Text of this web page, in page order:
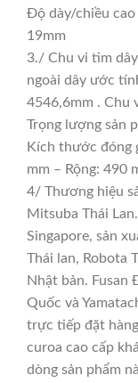
Độ dày/chiều cao
19mm
3./ Chu vi tim
ngoài dây ước
4546,6mm . Chu
Trọng lượng sản
Kích thước đóng
mm – Rộng: 490
4/ Thương hiệu
Mitsuba Thái
Singapore, sản
Thái lan, Robota
Nhật bản. Fusan
Quốc và
trực tiếp đặt
curoa cao cấp
dòng sản phẩm